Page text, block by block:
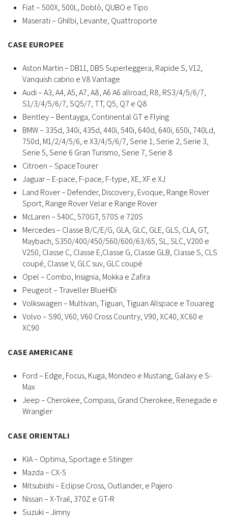
Fiat – 500X, 500L, Doblò, QUBO e Tipo
Maserati – Ghilbi, Levante, Quattroporte
CASE EUROPEE
Aston Martin – DB11, DBS Superleggera, Rapide S, V12,
Vanquish cabrio e V8 Vantage
Audi – A3, A4, A5, A7, A8, A6 A6 allroad, R8, RS3/4/5/6/7,
S1/3/4/5/6/7, SQ5/7, TT, Q5, Q7 e Q8
Bentley – Bentayga, Continental GT e Flying
BMW – 335d, 340i, 435d, 440i, 540i, 640d, 640i, 650i, 740Ld,
750d, M1/2/4/5/6, e X3/4/5/6/7, Serie 1, Serie 2, Serie 3,
Serie 5, Serie 6 Gran Turismo, Serie 7, Serie 8
Citroen – SpaceTourer
Jaguar – E-pace, F-pace, F-type, XE, XF e XJ
Land Rover – Defender, Discovery, Evoque, Range Rover
Sport, Range Rover Velar e Range Rover
McLaren – 540C, 570GT, 570S e 720S
Mercedes – Classe B/C/E/G, GLA, GLC, GLE, GLS, CLA, GT,
Maybach, S350/400/450/560/600/63/65, SL, SLC, V200 e
V250, Classe C, Classe E,Classe G, Classe GLB, Classe S, CLS
coupé, Classe V, GLC suv, GLC coupé
Opel – Combo, Insignia, Mokka e Zafira
Peugeot – Traveller BlueHDi
Volkswagen – Multivan, Tiguan, Tiguan Allspace e Touareg
Volvo – S90, V60, V60 Cross Country, V90, XC40, XC60 e
XC90
CASE AMERICANE
Ford – Edge, Focus, Kuga, Mondeo e Mustang, Galaxy e S-
Max
Jeep – Cherokee, Compass, Grand Cherokee, Renegade e
Wrangler
CASE ORIENTALI
KIA – Optima, Sportage e Stinger
Mazda – CX-5
Mitsubishi – Eclipse Cross, Outlander, e Pajero
Nissan – X-Trail, 370Z e GT-R
Suzuki – Jimny